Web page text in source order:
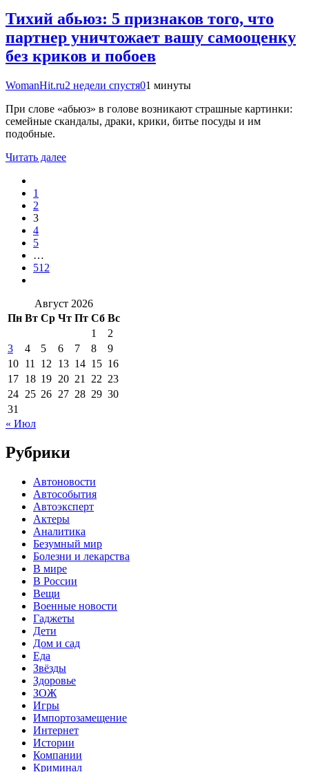
Тихий абьюз: 5 признаков того, что
партнер уничтожает вашу самооценку
без криков и побоев
WomanHit.ru2 недели спустя01 минуты
При слове «абьюз» в голове возникают страшные картинки:
семейные скандалы, драки, крики, битье посуды и им
подобные.
Читать далее
1
2
3
4
5
…
512
Август 2026
Пн Вт Ср Чт Пт Сб Вс
1
2
3
4 5 6 7 8
9
10 11 12 13 14 15 16
17 18 19 20 21 22 23
24 25 26 27 28 29 30
31
« Июл
Рубрики
Автоновости
Автособытия
Автоэксперт
Актеры
Аналитика
Безумный мир
Болезни и лекарства
В мире
В России
Вещи
Военные новости
Гаджеты
Дети
Дом и сад
Еда
Звёзды
Здоровье
ЗОЖ
Игры
Импортозамещение
Интернет
Истории
Компании
Криминал